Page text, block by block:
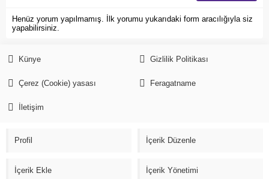
Henüz yorum yapılmamış. İlk yorumu yukarıdaki form aracılığıyla siz
yapabilirsiniz.
Künye Gizlilik Politikası
Çerez (Cookie) yasası Feragatname
İletişim
Profil İçerik Düzenle
İçerik Ekle İçerik Yönetimi